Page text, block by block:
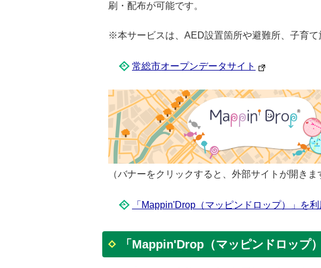
刷・配布が可能です。
※本サービスは、AED設置箇所や避難所、子育て
常総市オープンデータサイト
（バナーをクリックすると、外部サイトが開きま
「Mappin'Drop（マッピンドロップ）」を利
「Mappin'Drop（マッピンドロップ